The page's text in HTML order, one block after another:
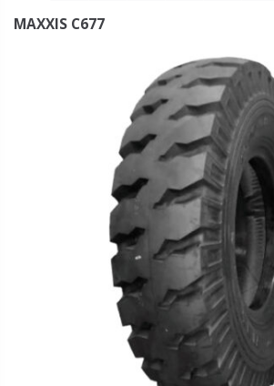
MAXXIS C677